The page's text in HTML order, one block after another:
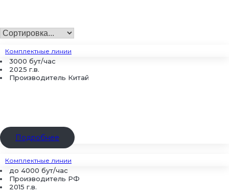
Комплектные линии
3000 бут/час
2025 г.в.
Производитель Китай
Подробнее
Комплектные линии
до 4000 бут/час
Производитель РФ
2015 г.в.